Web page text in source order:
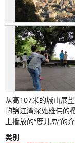
从高107米的城山展
的锦江湾深处雄伟的
上播放的“鹿儿岛”的
类别